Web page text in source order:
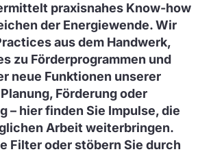
praxisnahes Know-how
der Energiewende. Wir
aus dem Handwerk,
zu Förderprogrammen und
neue Funktionen unserer
Förderung oder
– hier finden Sie Impulse, die
Arbeit weiterbringen.
Filter oder stöbern Sie durch